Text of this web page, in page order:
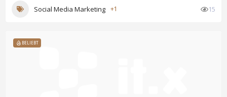
Social Media Marketing +1 15
BELIEBT